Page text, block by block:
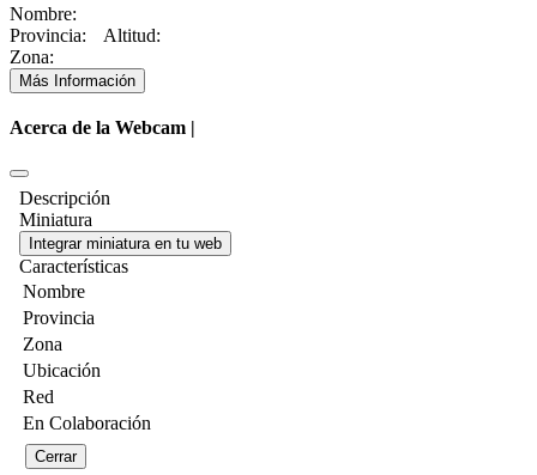
Nombre:
Provincia:
Altitud:
Zona:
Más Información
Acerca de la Webcam |
Descripción
Miniatura
Integrar miniatura en tu web
Características
Nombre
Provincia
Zona
Ubicación
Red
En Colaboración
Cerrar